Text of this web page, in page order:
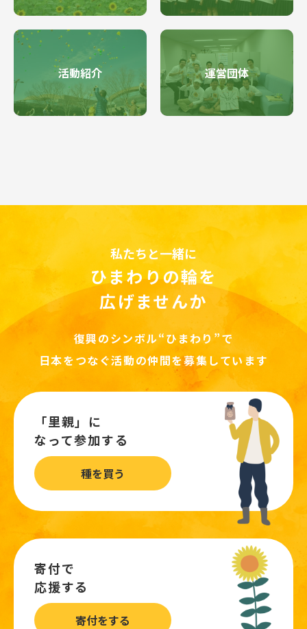
活動紹介 運営団体
私たちと一緒に
ひまわりの輪を
広げませんか
復興のシンボル“ひまわり”で
日本をつなぐ活動の仲間を募集しています
「里親」に
なって参加する
種を買う
寄付で
応援する
寄付をする